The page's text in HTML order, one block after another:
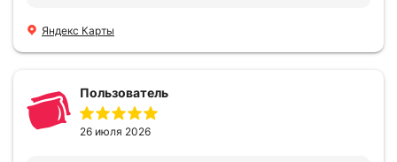
Яндекс Карты
Пользователь
26 июля 2026